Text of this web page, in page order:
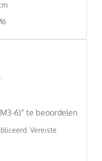
6)” te beoordelen
Vereiste